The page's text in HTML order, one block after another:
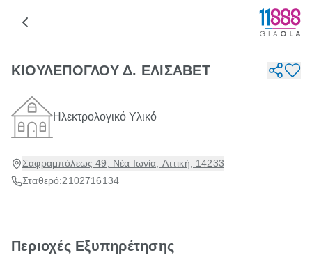
ΚΙΟΥΛΕΠΟΓΛΟΥ Δ. ΕΛΙΣΑΒΕΤ
Ηλεκτρολογικό Υλικό
Σαφραμπόλεως 49, Νέα Ιωνία, Αττική, 14233
Σταθερό:2102716134
Περιοχές Εξυπηρέτησης